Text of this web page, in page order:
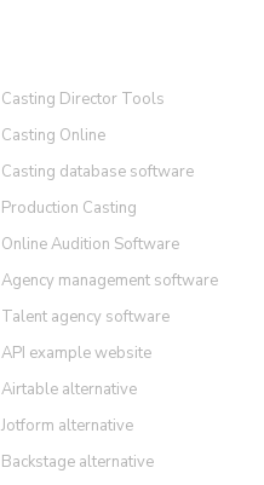
Casting Director Tools
Casting Online
Casting database software
Production Casting
Online Audition Software
Agency management software
Talent agency software
API example website
Airtable alternative
Jotform alternative
Backstage alternative